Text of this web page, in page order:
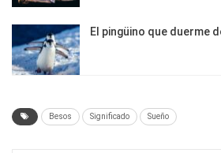
El pingüino que duerme
Besos Significado Sueño